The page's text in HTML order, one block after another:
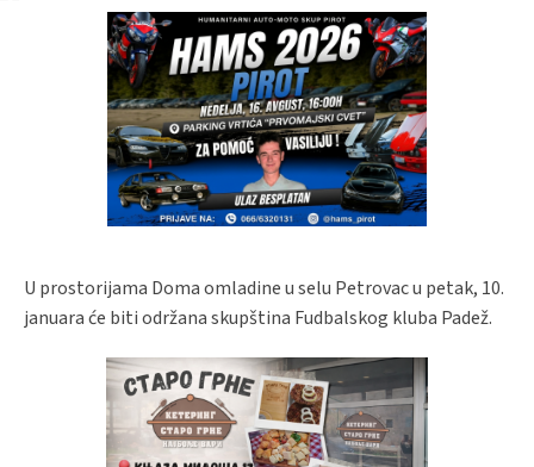
U prostorijama Doma omladine u selu Petrovac u petak, 10.
januara će biti održana skupština Fudbalskog kluba Padež.